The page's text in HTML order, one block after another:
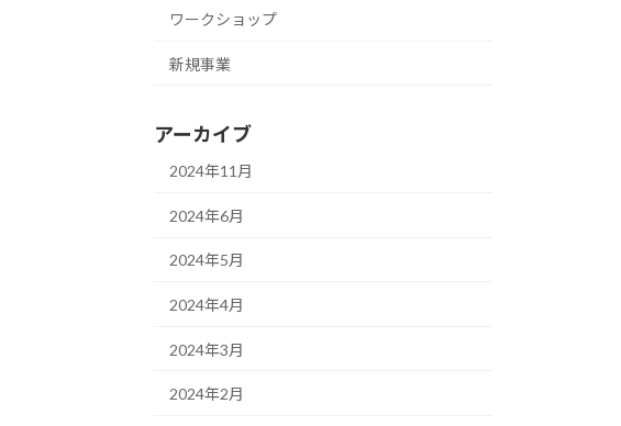
ワークショップ
新規事業
アーカイブ
2024年11月
2024年6月
2024年5月
2024年4月
2024年3月
2024年2月